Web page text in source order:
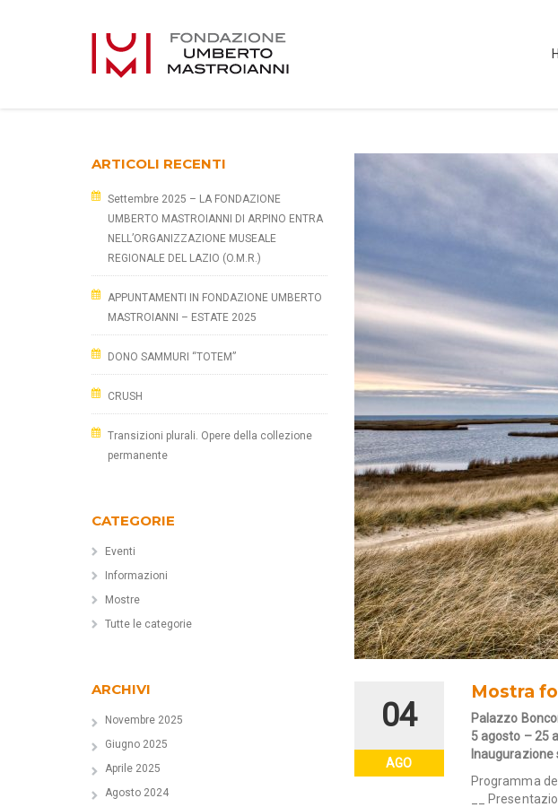
ARTICOLI RECENTI
Settembre 2025 – LA FONDAZIONE
UMBERTO MASTROIANNI DI ARPINO ENTRA
NELL’ORGANIZZAZIONE MUSEALE
REGIONALE DEL LAZIO (O.M.R.)
APPUNTAMENTI IN FONDAZIONE UMBERTO
MASTROIANNI – ESTATE 2025
DONO SAMMURI “TOTEM”
CRUSH
Transizioni plurali. Opere della collezione
permanente
CATEGORIE
Eventi
Informazioni
Mostre
Tutte le categorie
ARCHIVI
Novembre 2025
Giugno 2025
Aprile 2025
Agosto 2024
04
AGO
Mostra
Palazzo
5 agosto – 25
Programma
__